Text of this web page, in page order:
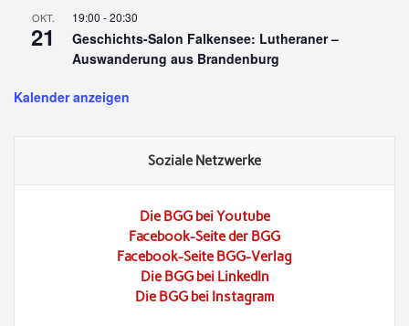
OKT.
21
19:00 -20:30
Geschichts-Salon Falkensee: Lutheraner –
Auswanderung aus Brandenburg
Kalender anzeigen
Soziale Netzwerke
Die BGG bei Youtube
Facebook-Seite der BGG
Facebook-Seite BGG-Verlag
Die BGG bei LinkedIn
Die BGG bei Instagram